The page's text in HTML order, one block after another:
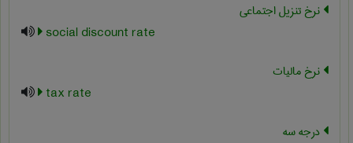
نرخ تنزیل اجتماعی
social discount rate
نرخ مالیات
tax rate
درجه سه